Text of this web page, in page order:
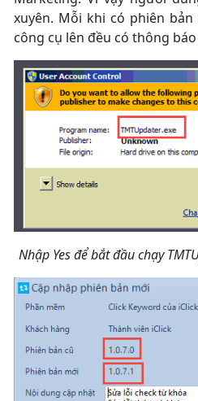
xuyên. Mỗi khi có phiên
công cụ lên đều có thông
Nhập Yes để bắt đầu chạy